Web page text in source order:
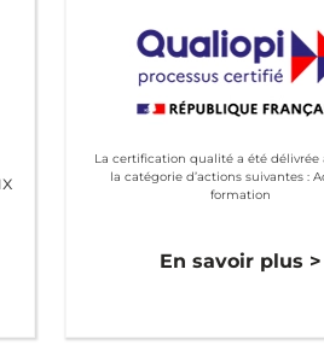
La certification qualité a été délivrée
la catégorie d’actions suivantes :
formation
En savoir plus >